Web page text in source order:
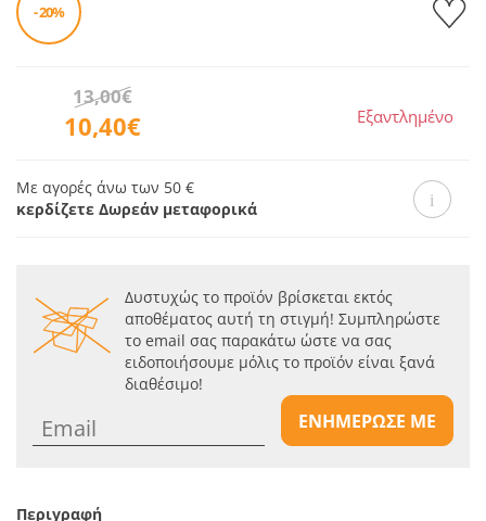
- 20%
10,40€
13,00€
Εξαντλημένο
Με αγορές άνω των 50 €
κερδίζετε Δωρεάν μεταφορικά
Δυστυχώς το προϊόν βρίσκεται εκτός
αποθέματος αυτή τη στιγμή! Συμπληρώστε
το email σας παρακάτω ώστε να σας
ειδοποιήσουμε μόλις το προϊόν είναι ξανά
διαθέσιμο!
ΕΝΗΜΕΡΩΣΕ ΜΕ
Περιγραφή